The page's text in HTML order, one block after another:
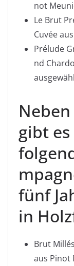
not
Le Brut
Cuvéeaus
Prélude
nd
gibt
fünf
in
Brut
aus Pinot